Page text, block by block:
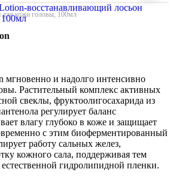
для кожи головы, 100мл
мгновенно и надолго интенсивно
Растительный комплекс активных
свеклы, фруктоолигосахарида из
регулирует баланс
влагу глубоко в коже и защищает
с этим биоферментированный
работу сальных желез,
кожного сала, поддерживая тем
гидролипидной пленки.